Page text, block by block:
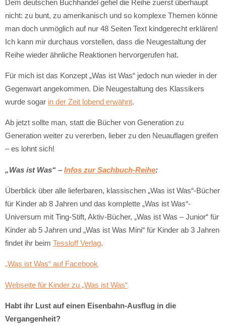
Dem deutschen Buchhandel gefiel die Reihe zuerst überhaupt
nicht: zu bunt, zu amerikanisch und so komplexe Themen könne
man doch unmöglich auf nur 48 Seiten Text kindgerecht erklären!
Ich kann mir durchaus vorstellen, dass die Neugestaltung der
Reihe wieder ähnliche Reaktionen hervorgerufen hat.
Für mich ist das Konzept „Was ist Was“ jedoch nun wieder in der
Gegenwart angekommen. Die Neugestaltung des Klassikers
wurde sogar in der Zeit lobend erwähnt.
Ab jetzt sollte man, statt die Bücher von Generation zu
Generation weiter zu vererben, lieber zu den Neuauflagen greifen
– es lohnt sich!
„Was ist Was“ – Infos zur Sachbuch-Reihe:
Überblick über alle lieferbaren, klassischen „Was ist Was“-Bücher
für Kinder ab 8 Jahren und das komplette „Was ist Was“-
Universum mit Ting-Stift, Aktiv-Bücher, „Was ist Was – Junior“ für
Kinder ab 5 Jahren und „Was ist Was Mini“ für Kinder ab 3 Jahren
findet ihr beim Tessloff Verlag.
„Was ist Was“ auf Facebook
Webseite für Kinder zu „Was ist Was“
Habt ihr Lust auf einen Eisenbahn-Ausflug in die
Vergangenheit?